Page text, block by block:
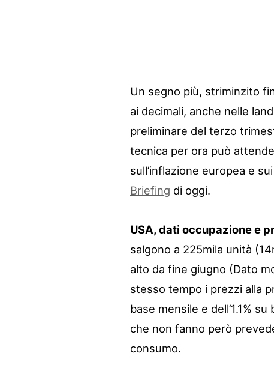
Un segno più, striminzito
ai decimali, anche nelle
preliminare del terzo
tecnica per ora può
sull’inflazione europea e
Briefing di oggi.
USA, dati occupazione e
salgono a 225mila unità
alto da fine giugno (Dato
stesso tempo i prezzi alla
base mensile e dell’1.1%
che non fanno però
consumo.